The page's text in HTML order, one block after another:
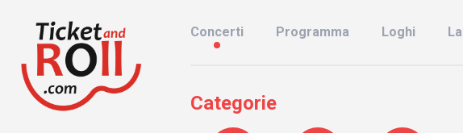
Concerti Programma Loghi
Categorie